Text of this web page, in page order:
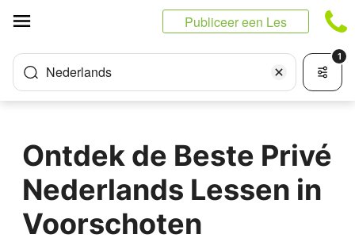
Publiceer een Les
Nederlands
1
Ontdek de Beste Privé
Nederlands Lessen in
Voorschoten